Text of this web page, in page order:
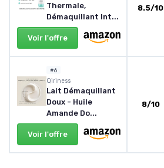
Thermale,
Démaquillant Int...
Voir l'offre
8.5/10
#6
Qiriness
Lait Démaquillant
Doux - Huile
Amande Do...
Voir l'offre
8/10